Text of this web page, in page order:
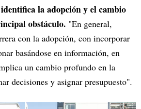
la adopción y el cambio
obstáculo. "En general,
con la adopción, con incorporar
basándose en información, en
un cambio profundo en la
decisiones y asignar presupuesto".